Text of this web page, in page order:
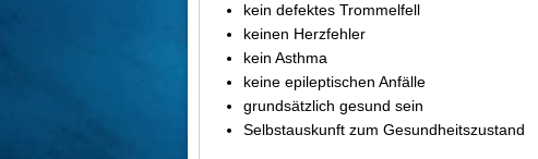
kein defektes Trommelfell
keinen Herzfehler
kein Asthma
keine epileptischen Anfälle
grundsätzlich gesund sein
Selbstauskunft zum Gesundheitszustand